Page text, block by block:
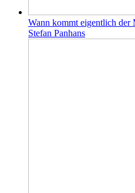
Wann kommt eigentlich der
Stefan Panhans